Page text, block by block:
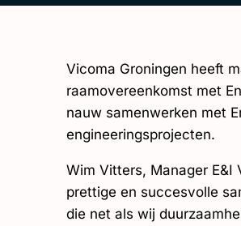
Vicoma Groningen heeft
raamovereenkomst met
nauw samenwerken met
engineeringsprojecten.
Wim Vitters, Manager E&I
prettige en succesvolle
die net als wij